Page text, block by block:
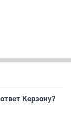
Керзону?